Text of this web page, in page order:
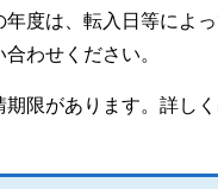
度は、転入日等によっ
わせください。
限があります。詳し